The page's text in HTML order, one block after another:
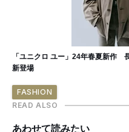
「ユニクロ ユー」24年春夏新作
新登場
FASHION
READ ALSO
あわせて読みたい